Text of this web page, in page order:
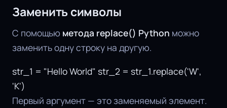
Заменить символы
С помощью метода replace() Python можно
заменить одну строку на другую.
str_1 = "Hello World" str_2 = str_1.replace('W',
'K')
Первый аргумент — это заменяемый элемент.